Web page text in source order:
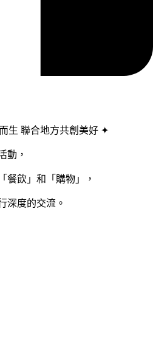
生 聯合地方共創美好 ✦
動，
餐飲」和「購物」，
深度的交流。